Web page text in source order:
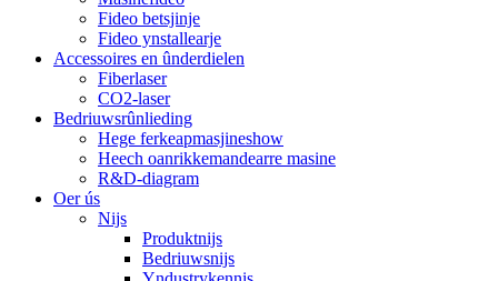
Fideo betsjinje
Fideo ynstallearje
Accessoires en ûnderdielen
Fiberlaser
CO2-laser
Bedriuwsrûnlieding
Hege ferkeapmasjineshow
Heech oanrikkemandearre masine
R&D-diagram
Oer ús
Nijs
Produktnijs
Bedriuwsnijs